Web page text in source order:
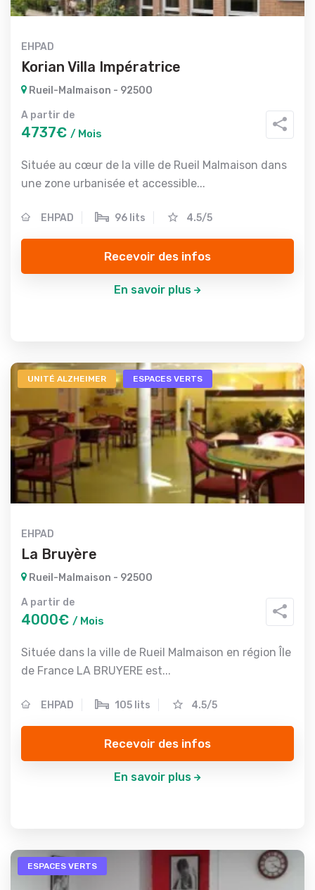
EHPAD
Korian Villa Impératrice
Rueil-Malmaison - 92500
A partir de
4737€ / Mois
Située au cœur de la ville de Rueil Malmaison dans
une zone urbanisée et accessible...
EHPAD 96 lits 4.5/5
Recevoir des infos
En savoir plus
UNITÉ ALZHEIMER ESPACES VERTS
EHPAD
La Bruyère
Rueil-Malmaison - 92500
A partir de
4000€ / Mois
Située dans la ville de Rueil Malmaison en région Île
de France LA BRUYERE est...
EHPAD 105 lits 4.5/5
Recevoir des infos
En savoir plus
ESPACES VERTS